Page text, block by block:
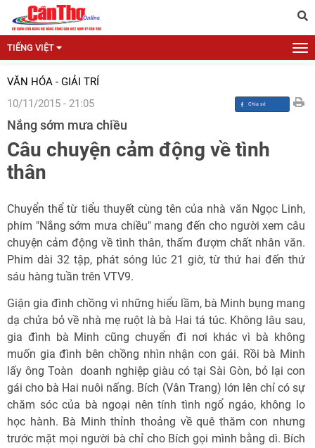
TIẾNG VIỆT
VĂN HÓA - GIẢI TRÍ
10/11/2015 - 21:05
Nắng sớm mưa chiều
Câu chuyện cảm động về tình
thân
Chuyển thể từ tiểu thuyết cùng tên của nhà văn Ngọc Linh,
phim "Nắng sớm mưa chiều" mang đến cho người xem câu
chuyện cảm động về tình thân, thấm đượm chất nhân văn.
Phim dài 32 tập, phát sóng lúc 21 giờ, từ thứ hai đến thứ
sáu hàng tuần trên VTV9.
Giận gia đình chồng vì những hiểu lầm, bà Minh bụng mang
dạ chửa bỏ về nhà mẹ ruột là bà Hai tá túc. Không lâu sau,
gia đình bà Minh cũng chuyển đi nơi khác vì bà không
muốn gia đình bên chồng nhìn nhận con gái. Rồi bà Minh
lấy ông Toàn  doanh nghiệp giàu có tại Sài Gòn, bỏ lại con
gái cho bà Hai nuôi nấng. Bích (Vân Trang) lớn lên chỉ có sự
chăm sóc của bà ngoại nên tính tình ngổ ngáo, không lo
học hành. Bà Minh thỉnh thoảng về quê thăm con nhưng
trước mặt mọi người bà chỉ cho Bích gọi mình bằng dì. Bích